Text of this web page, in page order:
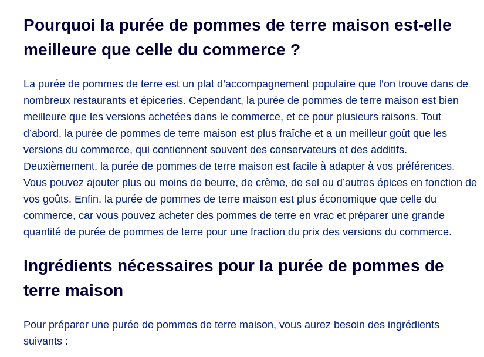
Pourquoi la purée de pommes de terre maison est-elle
meilleure que celle du commerce ?
La purée de pommes de terre est un plat d’accompagnement populaire que l’on trouve dans de
nombreux restaurants et épiceries. Cependant, la purée de pommes de terre maison est bien
meilleure que les versions achetées dans le commerce, et ce pour plusieurs raisons. Tout
d’abord, la purée de pommes de terre maison est plus fraîche et a un meilleur goût que les
versions du commerce, qui contiennent souvent des conservateurs et des additifs.
Deuxièmement, la purée de pommes de terre maison est facile à adapter à vos préférences.
Vous pouvez ajouter plus ou moins de beurre, de crème, de sel ou d’autres épices en fonction de
vos goûts. Enfin, la purée de pommes de terre maison est plus économique que celle du
commerce, car vous pouvez acheter des pommes de terre en vrac et préparer une grande
quantité de purée de pommes de terre pour une fraction du prix des versions du commerce.
Ingrédients nécessaires pour la purée de pommes de
terre maison
Pour préparer une purée de pommes de terre maison, vous aurez besoin des ingrédients
suivants :